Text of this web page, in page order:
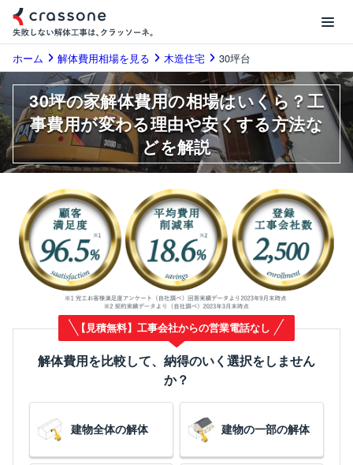
ホーム 解体費用相場を見る 木造住宅 30坪台
30坪の家解体費用の相場はいくら？工
事費用が変わる理由や安くする方法な
どを解説
【見積無料】工事会社からの営業電話なし
解体費用を比較して、納得のいく選択をしません
か？
建物全体の解体 建物の一部の解体